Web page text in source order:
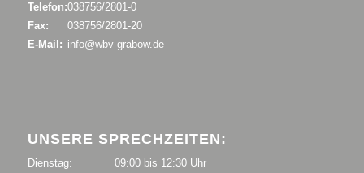
Telefon:038756/2801-0
Fax:
038756/2801-20
E-Mail: info@wbv-grabow.de
UNSERE SPRECHZEITEN:
Dienstag:
09:00 bis 12:30 Uhr